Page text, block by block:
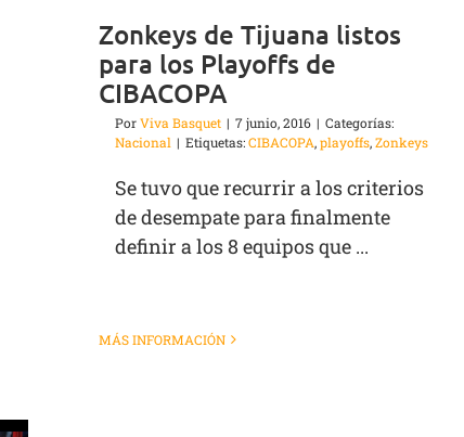
Zonkeys de Tijuana listos
para los Playoffs de
CIBACOPA
PorViva Basquet | 7 junio, 2016 | Categorías:
Nacional | Etiquetas:CIBACOPA,playoffs,Zonkeys
Se tuvo que recurrir a los criterios
de desempate para finalmente
definir a los 8 equipos que ...
MÁS INFORMACIÓN